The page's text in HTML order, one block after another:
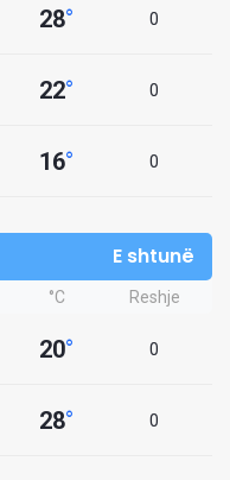
28° 0
22° 0
16° 0
E shtunë
°C Reshje
20° 0
28° 0